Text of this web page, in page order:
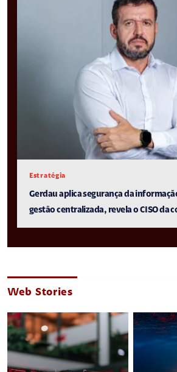
Estratégia
Gerdau aplica segurança da
gestão centralizada, revela o CISO da
Web Stories